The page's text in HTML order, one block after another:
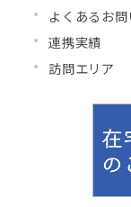
よくあるお
連携実績
訪問エリア